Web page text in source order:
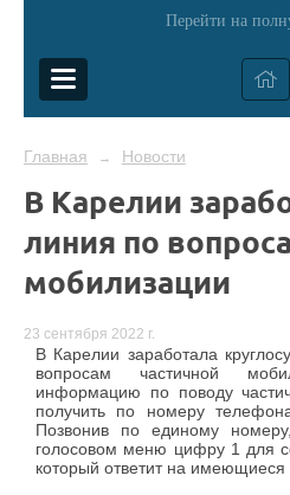
Перейти на
Главная → Новости
В Карелии
линия по
мобилизации
23 сентября 2022 г.
В Карелии заработала
вопросам частичной
информацию по поводу
получить по номеру
Позвонив по единому
голосовом меню цифру 1 для
который ответит на имеющиеся